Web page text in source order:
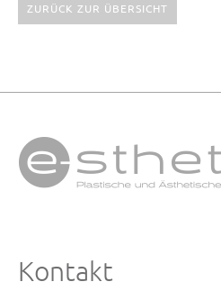
ZURÜCK ZUR ÜBERSICHT
Kontakt